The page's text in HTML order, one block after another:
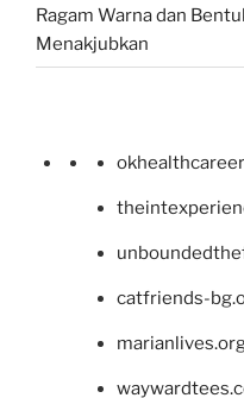
Ragam Warna dan
Menakjubkan
catfriends-